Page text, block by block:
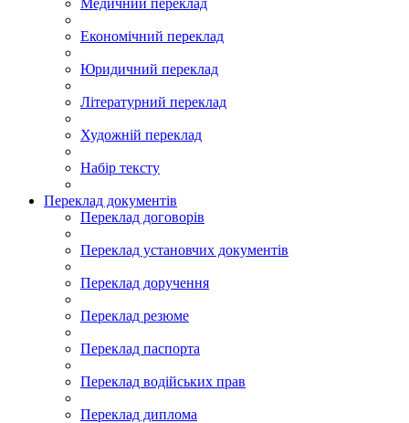
Медичний переклад
Економічний переклад
Юридичний переклад
Літературний переклад
Художній переклад
Набір тексту
Переклад документів
Переклад договорів
Переклад установчих документів
Переклад доручення
Переклад резюме
Переклад паспорта
Переклад водійських прав
Переклад диплома